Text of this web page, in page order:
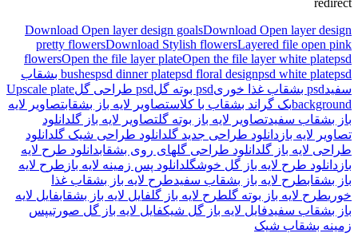
Download Open layer design goalsDownload Open layer design
pretty flowersDownload Stylish flowersLayered file open pink
flowersOpen the file layer plateOpen the file layer white platepsd
bushespsd dinner platepsd floral designpsd white plate
psd بشقاب
سفیدpsd بشقاب غذا خوری psd بوته گل psd طراحی گل
Upscale plate
backgroundبک گراند بشقاب با کلاستصاویر لایه باز بشقابتصاویر لایه
باز بشقاب سفیدتصاویر لایه باز بوته گلتصاویر لایه باز گلدانلود
تصاویر لایه باز دانلود طراحی جدید گلدانلود طراحی شیک گلدانلود
طراحی لایه باز گلدانلود طراحی گلهای روی بشقابدانلود طرح لایه
باز دانلود طرح لایه باز گل خوشگلدانلود پس زمینه لایه باز طرح لایه
باز بشقابطرح لایه باز بشقاب سفیدطرح لایه باز بشقاب غذا
خوریطرح لایه باز بوته گلطرح لایه باز گلفایل لایه باز بشقابفایل لایه
باز بشقاب سفیدفایل لایه باز گل شیکفایل لایه باز گل صورتیپس
زمینه بشقاب شیک